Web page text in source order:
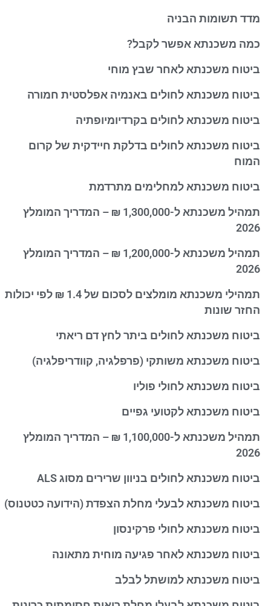
מדד תשומות הבניה
כמה משכנתא אפשר לקבל?
ביטוח משכנתא לאחר שבץ מוחי
ביטוח משכנתא לחולים באנמיה אפלסטית חמורה
ביטוח משכנתא לחולים בקרדיומיופתיה
ביטוח משכנתא לחולים בדלקת חיידקית של קרום
המוח
ביטוח משכנתא למחלימים מתרדמת
תמהיל משכנתא ל-1,300,000 ₪ – המדריך המומלץ
2026
תמהיל משכנתא ל-1,200,000 ₪ – המדריך המומלץ
2026
תמהילי משכנתא מומלצים לסכום של 1.4 ₪ לפי יכולות
החזר שונות
ביטוח משכנתא לחולים ביתר לחץ דם ריאתי
ביטוח משכנתא משותקי (פרפלגיה, קוודריפלגיה)
ביטוח משכנתא לחולי פוליו
ביטוח משכנתא לקטועי גפיים
תמהיל משכנתא ל-1,100,000 ₪ – המדריך המומלץ
2026
ביטוח משכנתא לחולים בניוון שרירים מסוג ALS
ביטוח משכנתא לבעלי מחלת הצפדת (הידועה כטטנוס)
ביטוח משכנתא לחולי פרקינסון
ביטוח משכנתא לאחר פגיעה מוחית מתאונה
ביטוח משכנתא למושתל לבלב